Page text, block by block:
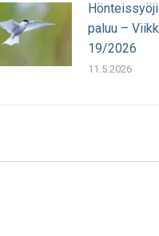
paluu –
19/2026
11.5.2026